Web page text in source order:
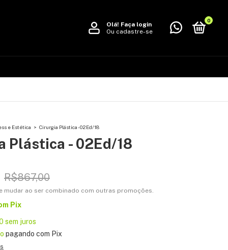
Olá! Faça login
Ou cadastre-se
0
e Estética > Cirurgia Plástica - 02Ed/18
Plástica - 02Ed/18
R$867,00
mudar ao ser combinado com outras promoções.
Pix
sem juros
pagando com Pix